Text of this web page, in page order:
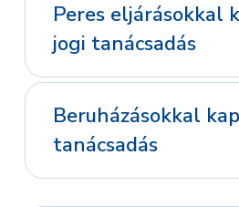
Peres eljárásokkal
jogi tanácsadás
Beruházásokkal
tanácsadás